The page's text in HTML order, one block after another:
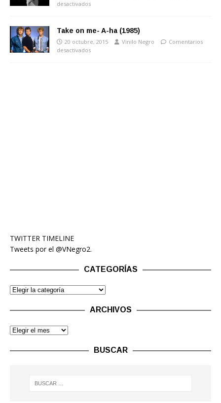
desactivados
Take on me- A-ha (1985)
20 octubre, 2015 Vinilo Negro
Comentarios
desactivados
TWITTER TIMELINE
Tweets por el @VNegro2.
CATEGORÍAS
ARCHIVOS
BUSCAR